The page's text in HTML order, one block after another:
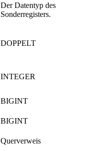
Der Datentyp des
Sonderregisters.
DOPPELT
INTEGER
BIGINT
BIGINT
Querverweis